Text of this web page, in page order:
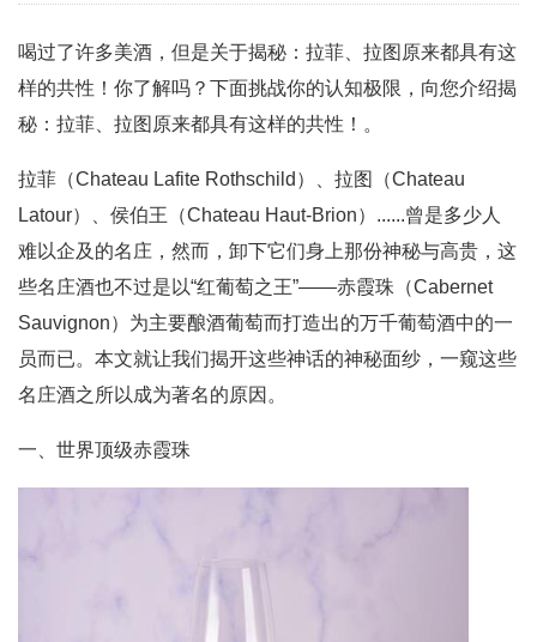
喝过了许多美酒，但是关于揭秘：拉菲、拉图原来都具有这
样的共性！你了解吗？下面挑战你的认知极限，向您介绍揭
秘：拉菲、拉图原来都具有这样的共性！。
拉菲（Chateau Lafite Rothschild）、拉图（Chateau
Latour）、侯伯王（Chateau Haut-Brion）......曾是多少人
难以企及的名庄，然而，卸下它们身上那份神秘与高贵，这
些名庄酒也不过是以“红葡萄之王”——赤霞珠（Cabernet
Sauvignon）为主要酿酒葡萄而打造出的万千葡萄酒中的一
员而已。本文就让我们揭开这些神话的神秘面纱，一窥这些
名庄酒之所以成为著名的原因。
一、世界顶级赤霞珠